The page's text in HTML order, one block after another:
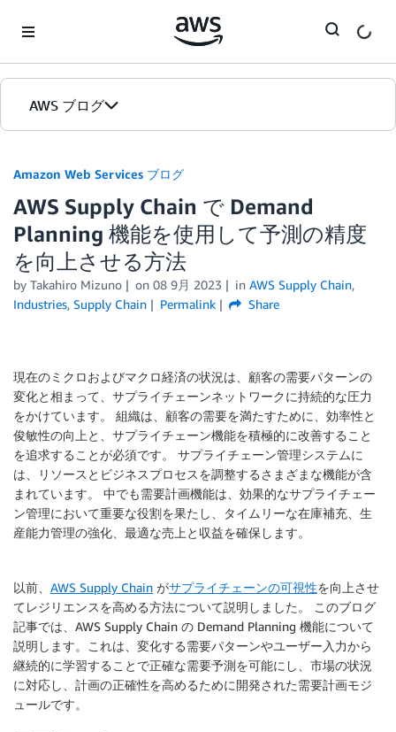
AWS ブログ
カテゴリ
エディション
Amazon Web Services ブログ
AWS Supply Chain で Demand
Planning 機能を使用して予測の精度
を向上させる方法
by Takahiro Mizuno on 08 9月 2023 in AWS Supply Chain,
Industries, Supply Chain Permalink Share
現在のミクロおよびマクロ経済の状況は、顧客の需要パターンの
変化と相まって、サプライチェーンネットワークに持続的な圧力
をかけています。 組織は、顧客の需要を満たすために、効率性と
俊敏性の向上と、サプライチェーン機能を積極的に改善すること
を追求することが必須です。 サプライチェーン管理システムに
は、リソースとビジネスプロセスを調整するさまざまな機能が含
まれています。 中でも需要計画機能は、効果的なサプライチェー
ン管理において重要な役割を果たし、タイムリーな在庫補充、生
産能力管理の強化、最適な売上と収益を確保します。
以前、 AWS Supply Chain がサプライチェーンの可視性を向上させ
てレジリエンスを高める方法について説明しました。 このブログ
記事では、AWS Supply Chain の Demand Planning 機能について
説明します。これは、変化する需要パターンやユーザー入力から
継続的に学習することで正確な需要予測を可能にし、市場の状況
に対応し、計画の正確性を高めるために開発された需要計画モジ
ュールです。